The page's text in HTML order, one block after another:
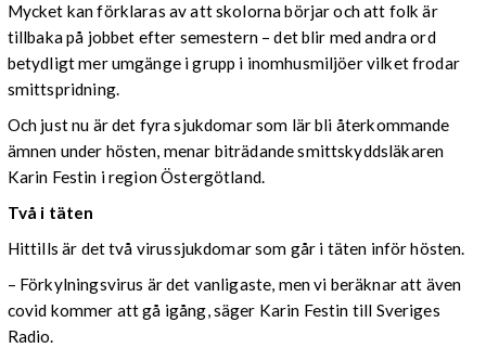
Mycket kan förklaras av att skolorna börjar och att folk är
tillbaka på jobbet efter semestern – det blir med andra ord
betydligt mer umgänge i grupp i inomhusmiljöer vilket frodar
smittspridning.
Och just nu är det fyra sjukdomar som lär bli återkommande
ämnen under hösten, menar biträdande smittskyddsläkaren
Karin Festin i region Östergötland.
Två i täten
Hittills är det två virussjukdomar som går i täten inför hösten.
– Förkylningsvirus är det vanligaste, men vi beräknar att även
covid kommer att gå igång, säger Karin Festin till Sveriges
Radio.